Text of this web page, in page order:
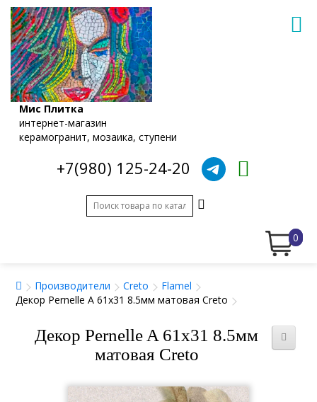
Мис Плитка
интернет-магазин
керамогранит, мозаика, ступени
+7(980) 125-24-20
0
Производители Creto
Flamel
Декор Pernelle A 61x31 8.5мм матовая Creto
Декор Pernelle A 61x31 8.5мм
матовая Creto